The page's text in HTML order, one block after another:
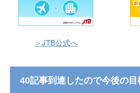
＞JTB公式へ
40記事到達したので今後の目